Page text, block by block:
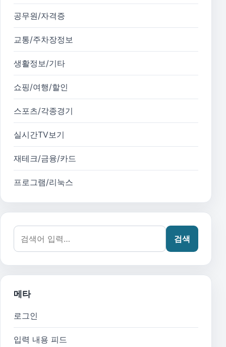
공무원/자격증
교통/주차장정보
생활정보/기타
쇼핑/여행/할인
스포츠/각종경기
실시간TV보기
재테크/금융/카드
프로그램/리눅스
검색어:
검색
메타
로그인
입력 내용 피드